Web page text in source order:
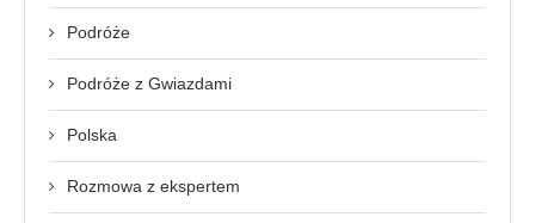
Podróże
Podróże z Gwiazdami
Polska
Rozmowa z ekspertem